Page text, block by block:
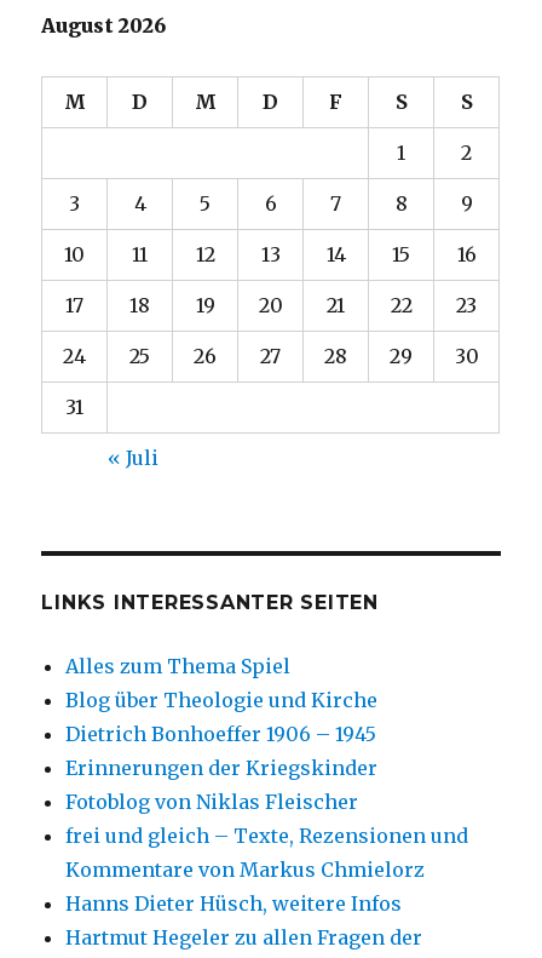
August 2026
M D M D F S S
1 2
3 4 5 6 7 8 9
10 11 12 13 14 15 16
17 18 19 20 21 22 23
24 25 26 27 28 29 30
31
« Juli
LINKS INTERESSANTER SEITEN
Alles zum Thema Spiel
Blog über Theologie und Kirche
Dietrich Bonhoeffer 1906 – 1945
Erinnerungen der Kriegskinder
Fotoblog von Niklas Fleischer
frei und gleich – Texte, Rezensionen und
Kommentare von Markus Chmielorz
Hanns Dieter Hüsch, weitere Infos
Hartmut Hegeler zu allen Fragen der